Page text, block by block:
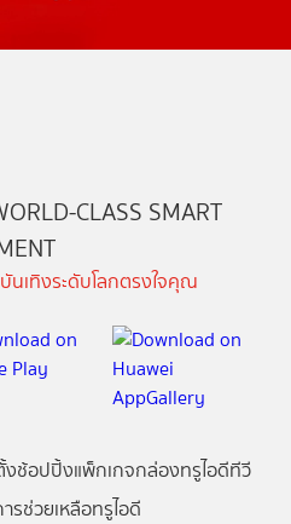
CLASS SMART
เทิงระดับโลกตรงใจคุณ
งช้อปปิ้งแพ็กเกจกล่องทรูไอดีทีวี
รช่วยเหลือทรูไอดี